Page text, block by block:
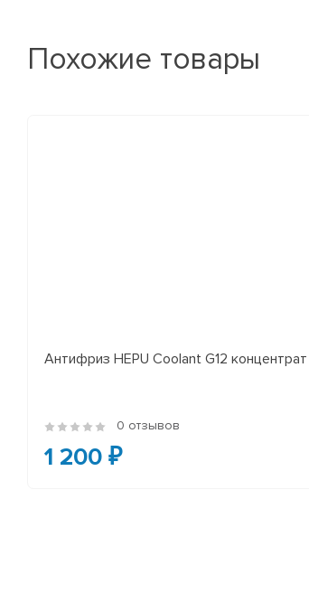
Похожие товары
Антифриз HEPU Coolant G12
0 отзывов
1 200 ₽